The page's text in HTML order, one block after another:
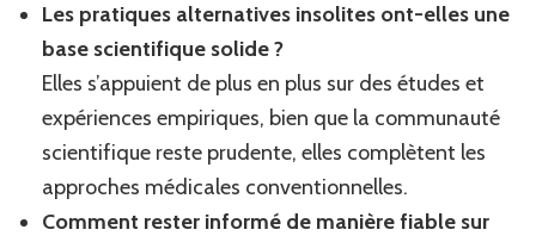
Les pratiques alternatives insolites ont-elles une
base scientifique solide ?
Elles s’appuient de plus en plus sur des études et
expériences empiriques, bien que la communauté
scientifique reste prudente, elles complètent les
approches médicales conventionnelles.
Comment rester informé de manière fiable sur